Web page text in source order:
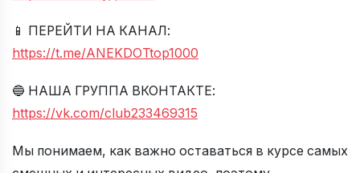
📱 ПЕРЕЙТИ НА КАНАЛ:
https://t.me/ANEKDOTtop1000
🔵 НАША ГРУППА ВКОНТАКТЕ:
https://vk.com/club233469315
Мы понимаем, как важно оставаться в курсе самых